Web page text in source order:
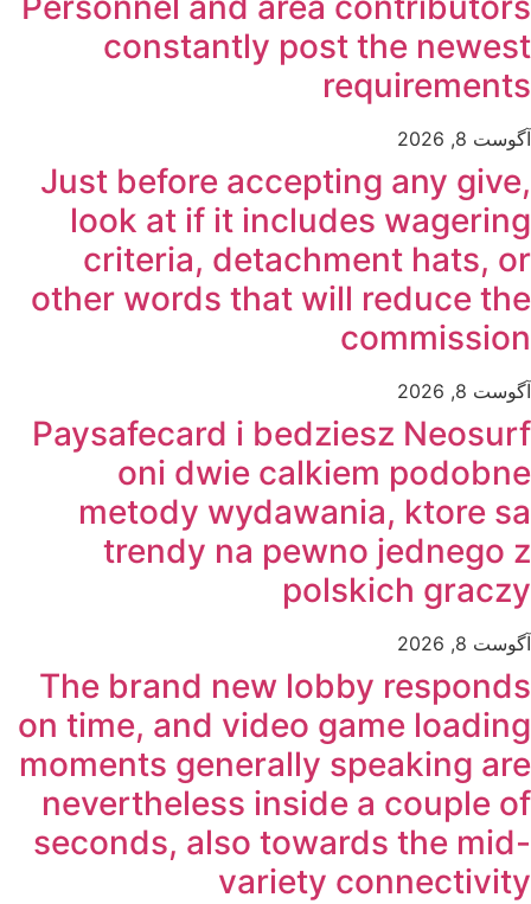
constantly post the newest
requirements
آگوست 8, 2026
Just before accepting any give,
look at if it includes wagering
criteria, detachment hats, or
other words that will reduce the
commission
آگوست 8, 2026
Paysafecard i bedziesz Neosurf
oni dwie calkiem podobne
metody wydawania, ktore sa
trendy na pewno jednego z
polskich graczy
آگوست 8, 2026
The brand new lobby responds
on time, and video game loading
moments generally speaking are
nevertheless inside a couple of
seconds, also towards the mid-
variety connectivity